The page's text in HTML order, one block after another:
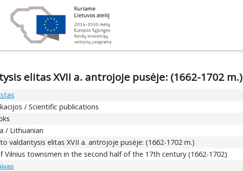
elitas XVII a. antrojoje pusėje: (1662-1702 m.)
/ Scientific publications
/ Lithuanian
valdantysis elitas XVII a. antrojoje pusėje: (1662-1702 m.)
Vilnius townsmen in the second half of the 17th century (1662-1702)